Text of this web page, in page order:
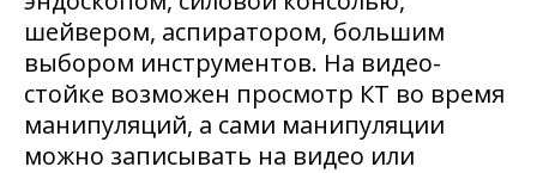
шейвером, аспиратором, большим
выбором инструментов. На видео-
стойке возможен просмотр КТ во время
манипуляций, а сами манипуляции
можно записывать на видео или